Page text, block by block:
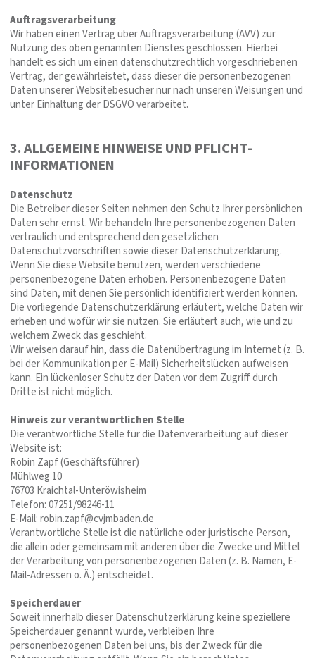
Auftragsverarbeitung
Wir haben einen Vertrag über Auftragsverarbeitung (AVV) zur
Nutzung des oben genannten Dienstes geschlossen. Hierbei
handelt es sich um einen datenschutzrechtlich vorgeschriebenen
Vertrag, der gewährleistet, dass dieser die personenbezogenen
Daten unserer Websitebesucher nur nach unseren Weisungen und
unter Einhaltung der DSGVO verarbeitet.
3. ALLGEMEINE HINWEISE UND PFLICHT­
INFORMATIONEN
Datenschutz
Die Betreiber dieser Seiten nehmen den Schutz Ihrer persönlichen
Daten sehr ernst. Wir behandeln Ihre personenbezogenen Daten
vertraulich und entsprechend den gesetzlichen
Datenschutzvorschriften sowie dieser Datenschutzerklärung.
Wenn Sie diese Website benutzen, werden verschiedene
personenbezogene Daten erhoben. Personenbezogene Daten
sind Daten, mit denen Sie persönlich identifiziert werden können.
Die vorliegende Datenschutzerklärung erläutert, welche Daten wir
erheben und wofür wir sie nutzen. Sie erläutert auch, wie und zu
welchem Zweck das geschieht.
Wir weisen darauf hin, dass die Datenübertragung im Internet (z. B.
bei der Kommunikation per E-Mail) Sicherheitslücken aufweisen
kann. Ein lückenloser Schutz der Daten vor dem Zugriff durch
Dritte ist nicht möglich.
Hinweis zur verantwortlichen Stelle
Die verantwortliche Stelle für die Datenverarbeitung auf dieser
Website ist:
Robin Zapf (Geschäftsführer)
Mühlweg 10
76703 Kraichtal-Unteröwisheim
Telefon: 07251/98246-11
E-Mail: robin.zapf@cvjmbaden.de
Verantwortliche Stelle ist die natürliche oder juristische Person,
die allein oder gemeinsam mit anderen über die Zwecke und Mittel
der Verarbeitung von personenbezogenen Daten (z. B. Namen, E-
Mail-Adressen o. Ä.) entscheidet.
Speicherdauer
Soweit innerhalb dieser Datenschutzerklärung keine speziellere
Speicherdauer genannt wurde, verbleiben Ihre
personenbezogenen Daten bei uns, bis der Zweck für die